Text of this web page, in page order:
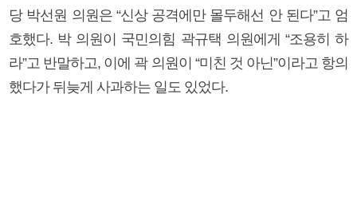
당 박선원 의원은 “신상 공격에만 몰두해선 안 된다”고 엄
호했다. 박 의원이 국민의힘 곽규택 의원에게 “조용히 하
라”고 반말하고, 이에 곽 의원이 “미친 것 아닌”이라고 항의
했다가 뒤늦게 사과하는 일도 있었다.